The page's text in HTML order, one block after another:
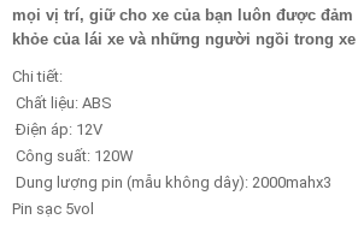
mọi vị trí, giữ cho xe của bạn luôn được
khỏe của lái xe và những người ngồi trong
Chi tiết:
Chất liệu: ABS
Điện áp: 12V
Công suất: 120W
Dung lượng pin (mẫu không dây): 2000mahx3
Pin sạc 5vol